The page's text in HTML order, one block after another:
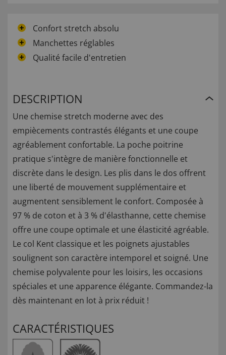
Confort stretch absolu
Manchettes réglables
Qualité facile d'entretien
DESCRIPTION
Une chemise stretch moderne avec des
empiècements contrastés élégants et une coupe
agréablement confortable. La poche poitrine
pratique s'intègre de manière fonctionnelle et
discrète dans le design. Les plis dans le dos offrent
une liberté de mouvement supplémentaire et
augmentent sensiblement le confort. Composée à
97 % de coton et à 3 % d'élasthanne, cette chemise
offre une coupe optimale et une élasticité agréable.
Le col Kent classique et les poignets ajustables
soulignent son caractère intemporel et soigné. Une
chemise polyvalente pour les loisirs, les occasions
spéciales et une apparence élégante. Commandez-la
dès maintenant en lot à prix réduit !
CARACTÉRISTIQUES